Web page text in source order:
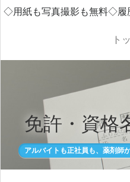
◇用紙も写真撮影も無料◇
ト
免許・資格
アルバイトも正社員も、薬剤師